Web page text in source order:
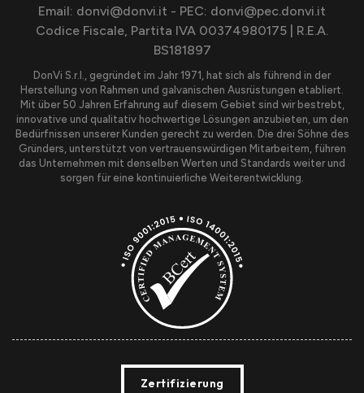
Email: donvi@donvi.it - PEC: donvi@pec.donvi.it
Codice Fiscale, Partita IVA 00374980175 | R.E.A.
BS181897
DonVi S.r.l., gegründet im Jahr 1971, hat sich als führend in der
Herstellung von Rahmen und galvanischen Ausrüstungen etabliert.
Mit über 50 Jahren Erfahrung auf diesem Gebiet sind wir bestrebt,
innovative und qualitativ hochwertige Lösungen anzubieten, um den
Bedürfnissen unserer Kunden gerecht zu werden. Die drei Söhne des
Gründers, unterstützt von vertrauenswürdigen Mitarbeitern, führen
das Unternehmen mit denselben Werten und Standards weiter und
sorgen für eine kontinuierliche Weiterentwicklung.
Zertifizierung